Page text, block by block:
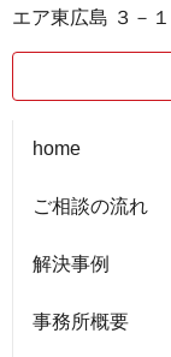
エア東広島 ３－１
home
ご相談の流れ
解決事例
事務所概要